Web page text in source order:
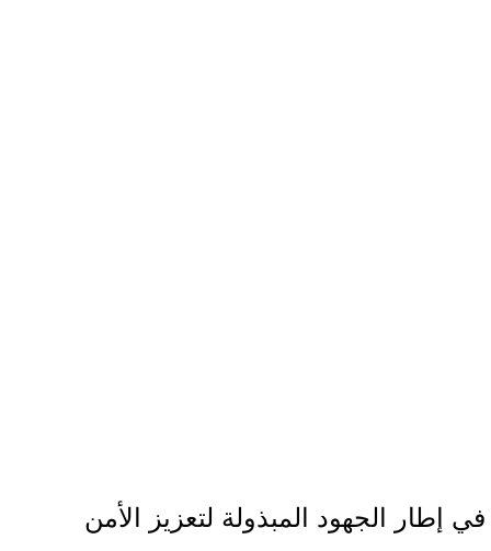
في إطار الجهود المبذولة لتعزيز الأمن